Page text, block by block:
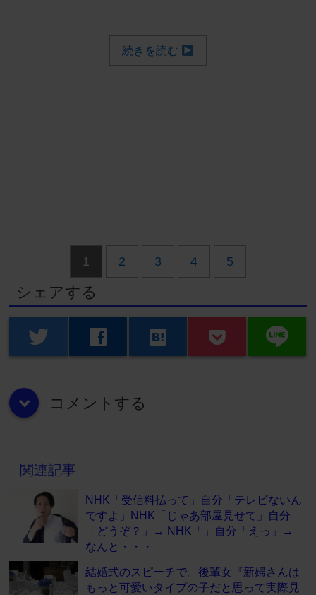
続きを読む
1 2 3 4 5
シェアする
twitter facebook hatenabookmark line
down コメントする
関連記事
NHK「受信料払って」自分「テレビないん
ですよ」NHK「じゃあ部屋見せて」自分
「どうぞ？」→ NHK「」自分「えっ」→
なんと・・・
結婚式のスピーチで。後輩女『新婦さんは
もっと可愛いタイプの子だと思って実際見